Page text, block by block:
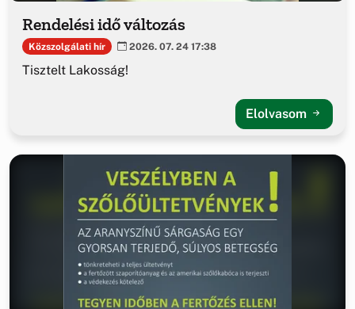
Rendelési idő változás
Közszolgálati hír 2026. 07. 24 17:38
Tisztelt Lakosság!
Elolvasom